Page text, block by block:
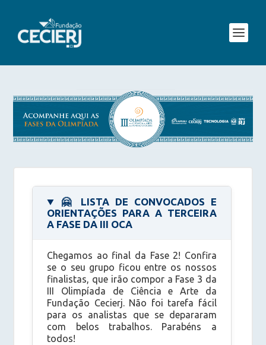
🤗 LISTA DE CONVOCADOS E
ORIENTAÇÕES PARA A TERCEIRA
A FASE DA III OCA
Chegamos ao final da Fase 2! Confira
se o seu grupo ficou entre os nossos
finalistas, que irão compor a Fase 3 da
III Olimpíada de Ciência e Arte da
Fundação Cecierj. Não foi tarefa fácil
para os analistas que se depararam
com belos trabalhos. Parabéns a
todos!